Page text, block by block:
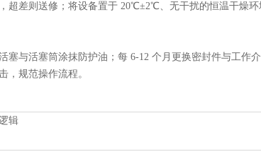
超差则送修；将设备置于 20℃±2℃、无干扰的恒温干燥
塞与活塞筒涂抹防护油；每 6-12 个月更换密封件与工作
，规范操作流程。
辑​